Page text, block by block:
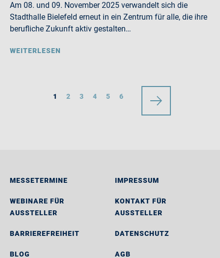
Am 08. und 09. November 2025 verwandelt sich die
Stadthalle Bielefeld erneut in ein Zentrum für alle, die ihre
berufliche Zukunft aktiv gestalten…
WEITERLESEN
1 2 3 4 5 6
MESSETERMINE
WEBINARE FÜR
AUSSTELLER
BARRIEREFREIHEIT
BLOG
IMPRESSUM
KONTAKT FÜR
AUSSTELLER
DATENSCHUTZ
AGB